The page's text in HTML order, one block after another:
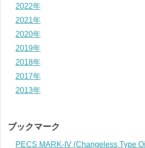
2022年
2021年
2020年
2019年
2018年
2017年
2013年
ブックマーク
PECS MARK-IV (Changeless Type